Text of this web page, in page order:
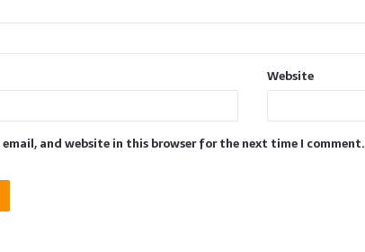
Website
email, and website in this browser for the next time I comment.